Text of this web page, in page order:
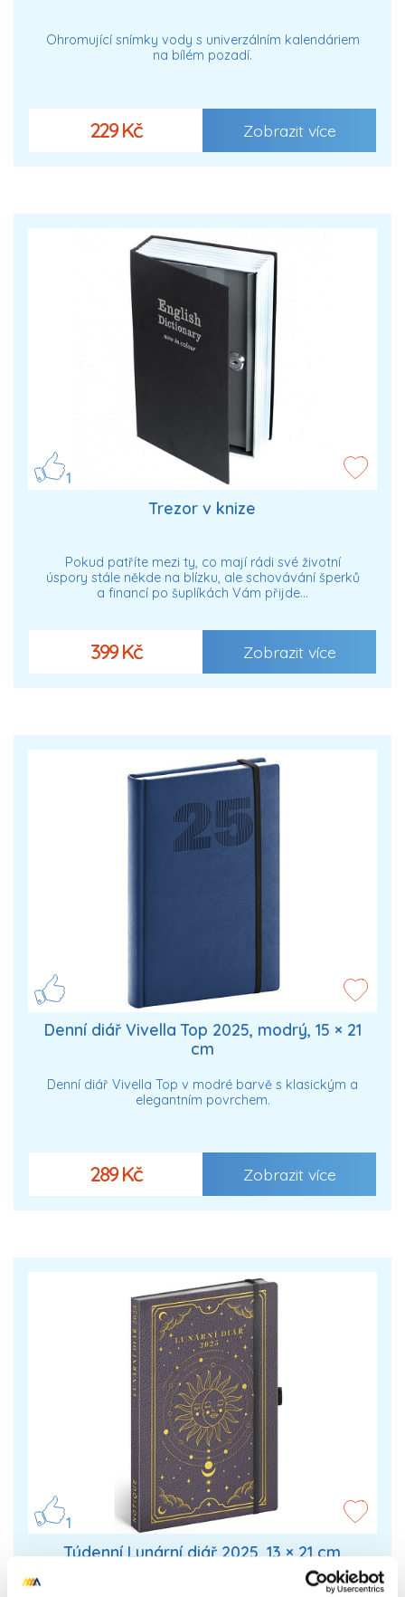
Ohromující snímky vody s univerzálním kalendáriem
na bílém pozadí.
229 Kč Zobrazit více
1
Trezor v knize
Pokud patříte mezi ty, co mají rádi své životní
úspory stále někde na blízku, ale schovávání šperků
a financí po šuplíkách Vám přijde…
399 Kč Zobrazit více
Denní diář Vivella Top 2025, modrý, 15 × 21
cm
Denní diář Vivella Top v modré barvě s klasickým a
elegantním povrchem.
289 Kč Zobrazit více
1
Týdenní Lunární diář 2025, 13 × 21 cm